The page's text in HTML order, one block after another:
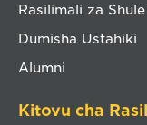
Rasilimali za
Dumisha Ustahiki
Alumni
Kitovu cha